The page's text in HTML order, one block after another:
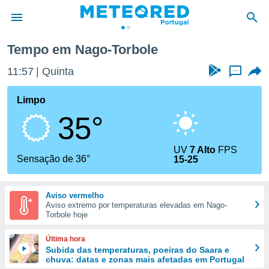
da
foi
fornecidas
a este
das
e
forma
digital
Tempo em Nago-Torbole
11:57 Quinta ...
Limpo
35°
Sensação de 36°
UV7 Alto FPS
15-25
Aviso vermelho
Aviso extremo por temperaturas elevadas em Nago-
Torbole hoje
Última hora
Subida das temperaturas, poeiras do Saara e
chuva: datas e zonas mais afetadas em Portugal